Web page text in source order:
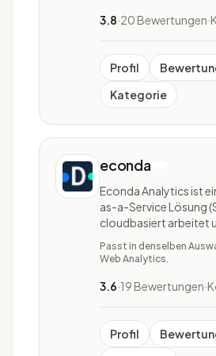
der Besucher mit der
seine Daten und wertet
3.8·20 Bewertungen·
Profil
Kategorie
econda
Econda Analytics ist
as-a-Service Lösung
cloudbasiert arbeitet
einfache und schnelle
Shopsysteme,
des Tools ist die TÜV-
die dabei hilft die
Passt in denselben
Web Analytics.
3.6·19 Bewertungen·
Profil